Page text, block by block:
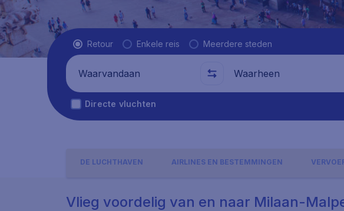
Vluchttype
Retour Enkele reis Meerdere steden
Waarvandaan Waarheen
Directe vluchten
DE LUCHTHAVEN AIRLINES EN BESTEMMINGEN
Vlieg voordelig van en naar Milaan-